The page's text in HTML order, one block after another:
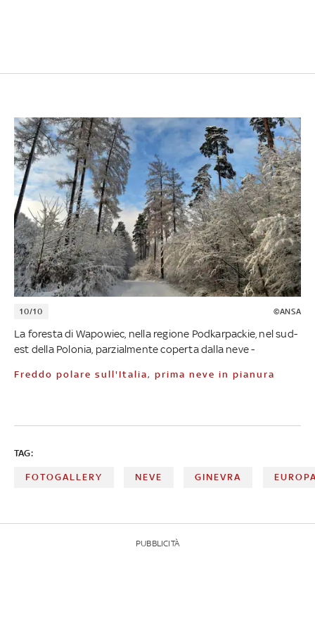
10/10 ©ANSA
La foresta di Wapowiec, nella regione Podkarpackie, nel sud-
est della Polonia, parzialmente coperta dalla neve -
Freddo polare sull'Italia, prima neve in pianura
TAG:
FOTOGALLERY NEVE GINEVRA
PUBBLICITÀ